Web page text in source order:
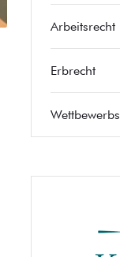
Arbeitsrecht
Erbrecht